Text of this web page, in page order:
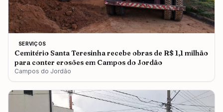
SERVIÇOS
Cemitério Santa Teresinha recebe obras de R$ 1,1 milhão
para conter erosões em Campos do Jordão
Campos do Jordão